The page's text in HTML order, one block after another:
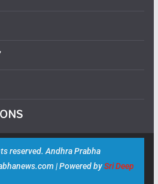
reserved. Andhra Prabha
| Powered bySri Deep